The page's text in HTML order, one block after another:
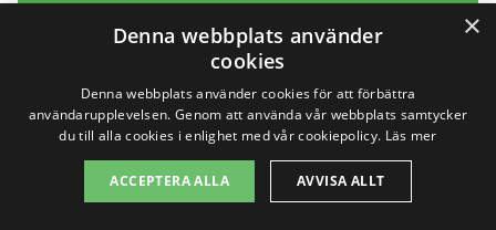
förpliktelser
Sök efter en
professionell för
×
Denna webbplats använder
cookies
Denna webbplats använder cookies för att förbättra
användarupplevelsen. Genom att använda vår webbplats samtycker
du till alla cookies i enlighet med vår cookiepolicy. Läs mer
ACCEPTERA ALLA AVVISA ALLT